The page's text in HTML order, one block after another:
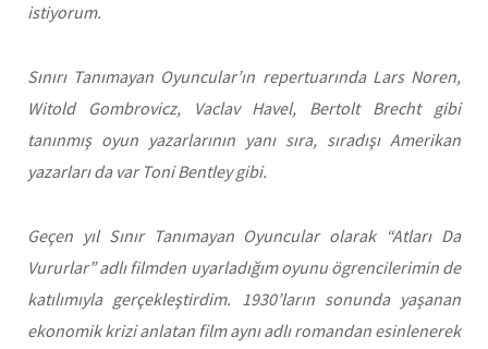
istiyorum.
Sınırı Tanımayan Oyuncular’ın repertuarında Lars Noren,
Witold Gombrovicz, Vaclav Havel, Bertolt Brecht gibi
tanınmış oyun yazarlarının yanı sıra, sıradışı Amerikan
yazarları da var Toni Bentley gibi.
Geçen yıl Sınır Tanımayan Oyuncularolarak “Atları Da
Vururlar” adlı filmden uyarladığım oyunu ögrencilerimin de
katılımıyla gerçekleştirdim. 1930’ların sonunda yaşanan
ekonomik krizi anlatan film aynı adlı romandan esinlenerek